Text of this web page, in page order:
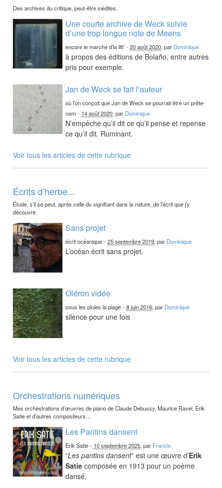
Des archives du critique, peut-être inédites.
Une courte archive de Weck suivie
d’une trop longue note de Meens
encore le marché d’la litt’ -20 août 2020, par Dominique
à propos des éditions de Bolaño, entre autres
pris pour exemple.
Jan de Weck se fait l’auteur
où l’on conçoit que Jan de Weck se pourrait être un prête-
nom - 14 août 2020, par Dominique
N’empêche qu’il dit ce qu’il pense et repense
ce qu’il dit. Ruminant.
Voir tous les articles de cette rubrique
Écrits d’herbe...
Étude, s’il se peut, après celle du signifiant dans la nature, de l’écrit que j’y
découvre.
Sans projet
écrit océanique -25 septembre 2019, par Dominique
L’océan écrit sans projet.
Oléron vidée
sous les pluies la plage -8 juin 2016, par Dominique
silence pour une fois
Voir tous les articles de cette rubrique
Orchestrations numériques
Mes orchestrations d’œuvres de piano de Claude Debussy, Maurice Ravel, Erik
Satie et d’autres compositeurs…
Les Pantins dansent
Erik Satie - 10 septembre 2025, par Francis
“Les pantins dansent” est une œuvre d’Erik
Satie composée en 1913 pour un poème
dansé.